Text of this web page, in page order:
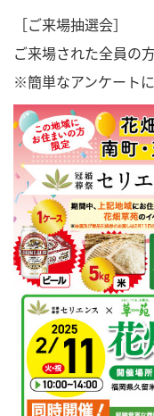
［ご来場抽選会］
ご来場された全員の
※簡単なアンケート